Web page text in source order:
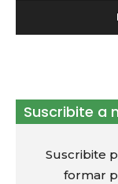
Suscribite a
Suscribite
formar